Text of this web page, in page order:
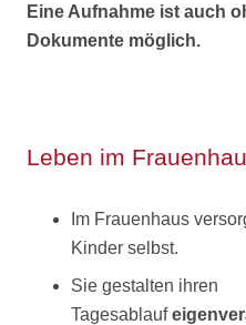
Eine Aufnahme ist auch
Dokumente möglich.
Leben im
Im Frauenhaus
Kinder selbst.
Sie gestalten ihren
Tagesablauf